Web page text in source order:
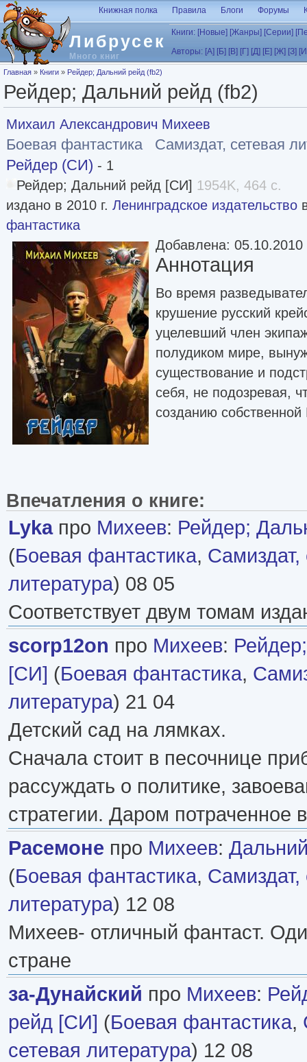
Перейти к основному содержанию
Либрусек
Много книг
Книжная полка Правила Блоги Форумы
Книги: [Новые] [Жанры] [Серии]
Авторы: [А] [Б] [В] [Г] [Д] [Е] [Ж] [З]
Вы здесь
Главная » Книги » Рейдер; Дальний рейд (fb2)
Рейдер; Дальний рейд (fb2)
Михаил Александрович Михеев
Боевая фантастика
Самиздат, сетевая
Рейдер (СИ) - 1
Рейдер; Дальний рейд [СИ] 1954K, 464 с.
издано в 2010 г. Ленинградское издательство
фантастика
Добавлена: 05.10.2010
Аннотация
Во время
крушение русский
уцелевший член
полудиком мире,
существование и
себя, не подозревая,
созданию
Впечатления о книге:
Lykaпро Михеев: Рейдер;
(Боевая фантастика, Самиздат,
литература) 08 05
Соответствует двум томам
scorp12on про Михеев:
[СИ] (Боевая фантастика,
литература) 21 04
Детский сад на лямках.
Сначала стоит в песочнице
рассуждать о политике,
стратегии. Даром потраченное
Расемоне про Михеев:
(Боевая фантастика, Самиздат,
литература) 12 08
Михеев- отличный фантаст.
стране
за-Дунайский про Михеев:
рейд [СИ] (Боевая фантастика,
сетевая литература) 12 08